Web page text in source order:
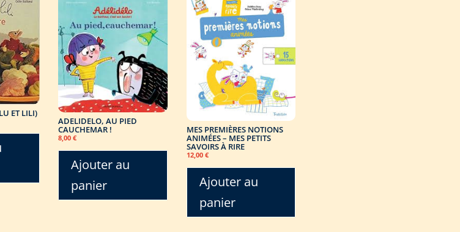
ET LILI)
ADELIDELO, AU PIED
CAUCHEMAR !
8,00€
Ajouter au
panier
MES PREMIÈRES NOTIONS
ANIMÉES – MES PETITS
SAVOIRS À RIRE
12,00 €
Ajouter au
panier